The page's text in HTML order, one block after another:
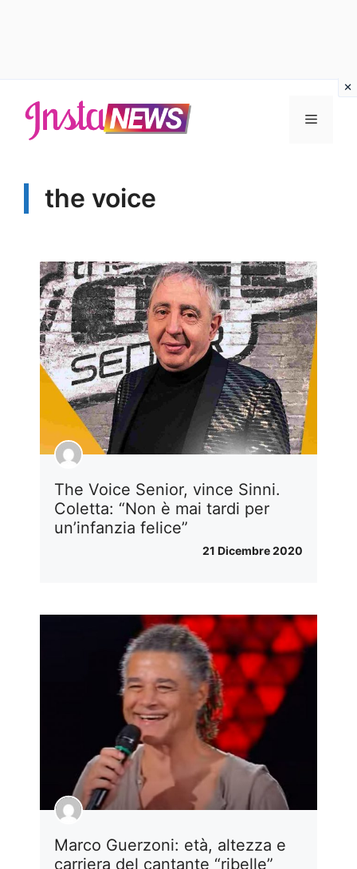
contenuto
Menu
the voice
The Voice Senior, vince Sinni.
Coletta: “Non è mai tardi per
un’infanzia felice”
21 Dicembre 2020
Marco Guerzoni: età, altezza e
carriera del cantante “ribelle”